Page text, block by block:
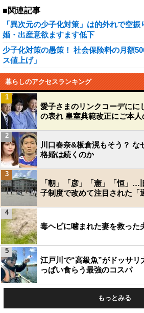
■関連記事
「異次元の少子化対策」は的外れで空
婚・出産意欲ますます低下
少子化対策の愚策！ 社会保険料の月額
ス値上げ」
暮らしのアクセスランキング
愛子さまのリンクコーデにに
の表れ 皇室典範改正にご本
1
川口春奈&板倉滉もそう？ な
格婚は続くのか
2
「朝」「彦」「憲」「恒」…
子制度で改めて注目された「
3
毒ヘビに噛まれた妻を救った
4
江戸川で“高級魚”がドッサリ
っぱい食らう最強のコスパ
5
もっとみる